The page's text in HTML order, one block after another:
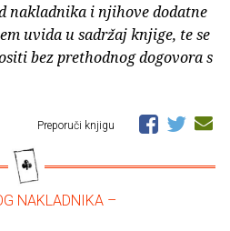
nakladnika i njihove dodatne
uvida u sadržaj knjige, te se
bez prethodnog dogovora s
Preporuči knjigu
NAKLADNIKA –